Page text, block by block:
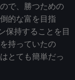
で、勝つための
的な富を目指
保持することを目
持っていたの
とても簡単だっ